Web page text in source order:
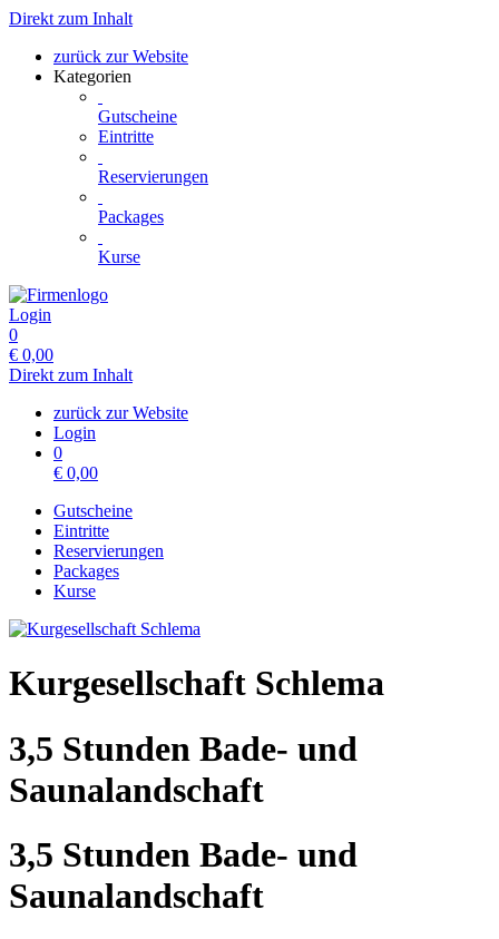
Direkt zum Inhalt
zurück zur Website
Kategorien
Gutscheine
Eintritte
Reservierungen
Packages
Kurse
Login
0
€ 0,00
Direkt zum Inhalt
zurück zur Website
Login
0
€ 0,00
Gutscheine
Eintritte
Reservierungen
Packages
Kurse
Kurgesellschaft Schlema
3,5 Stunden Bade- und
Saunalandschaft
3,5 Stunden Bade- und
Saunalandschaft